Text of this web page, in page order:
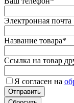
Электронная почта
Название товара*
Ссылка на товар
Я согласен на